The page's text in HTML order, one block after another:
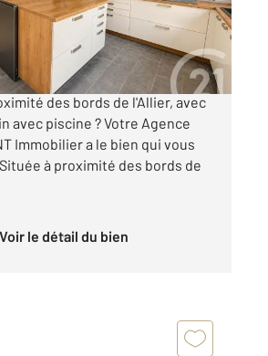
€
recherche d'une maison
des bords de l'Allier, avec
avec piscine ? Votre Agence
Immobilier a le bien qui vous
à proximité des bords de
Voir le détail du bien